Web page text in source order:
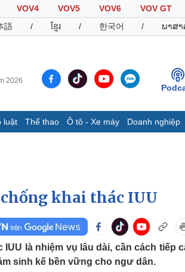
VOV4 VOV5 VOV6
VOV GT
語 / ខ្មែរ / 한국어 / ພາສາ
2026
luật Thể thao Ô tô - Xe máy Doanh nghiệp
Infographic
Ô tô - Xe máy
Ô tô
khai thác IUU
là nhiệm vụ lâu dài, cần cách tiếp
sinh kế bền vững cho ngư dân.